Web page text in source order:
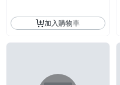
加入購物車